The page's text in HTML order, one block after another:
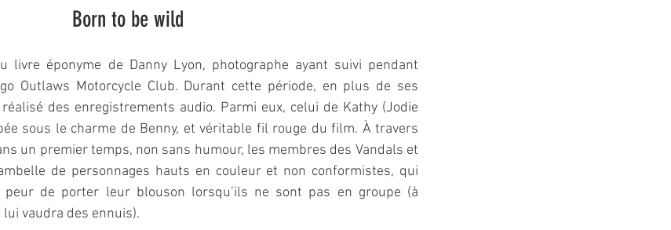
Born to be wild
livre éponyme de Danny Lyon, photographe ayant suivi pendant
Outlaws Motorcycle Club. Durant cette période, en plus de ses
des enregistrements audio. Parmi eux, celui de Kathy (Jodie
sous le charme de Benny, et véritable fil rouge du film. À travers
un premier temps, non sans humour, les membres des Vandals et
de personnages hauts en couleur et non conformistes, qui
de porter leur blouson lorsqu’ils ne sont pas en groupe (à
lui vaudra des ennuis).